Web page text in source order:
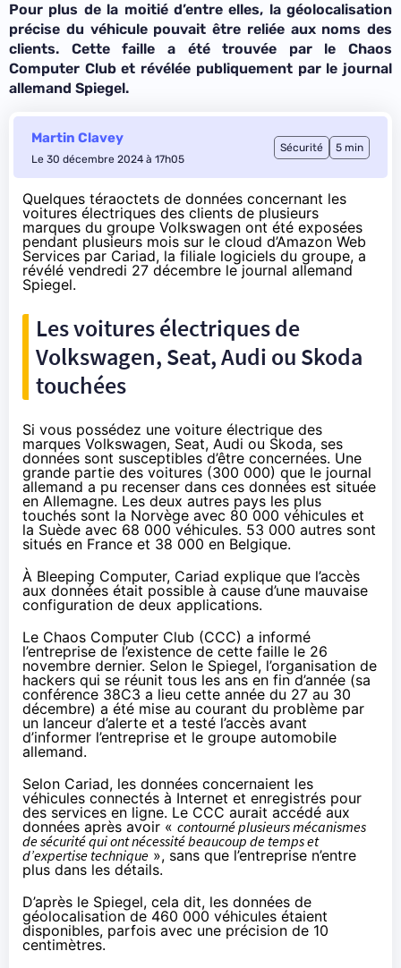
Pour plus de la moitié d’entre elles, la géolocalisation
précise du véhicule pouvait être reliée aux noms des
clients. Cette faille a été trouvée par le Chaos
Computer Club et révélée publiquement par le journal
allemand Spiegel.
Martin Clavey
Le 30 décembre 2024 à 17h05
Sécurité 5 min
Quelques téraoctets de données concernant les
voitures électriques des clients de plusieurs
marques du groupe Volkswagen ont été exposées
pendant plusieurs mois sur le cloud d’Amazon Web
Services par Cariad, la filiale logiciels du groupe, a
révélé vendredi 27 décembre le journal allemand
Spiegel.
Les voitures électriques de
Volkswagen, Seat, Audi ou Skoda
touchées
Si vous possédez une voiture électrique des
marques Volkswagen, Seat, Audi ou Skoda, ses
données sont susceptibles d’être concernées. Une
grande partie des voitures (300 000) que le journal
allemand a pu recenser dans ces données est située
en Allemagne. Les deux autres pays les plus
touchés sont la Norvège avec 80 000 véhicules et
la Suède avec 68 000 véhicules. 53 000 autres sont
situés en France et 38 000 en Belgique.
À Bleeping Computer, Cariad explique que l’accès
aux données était possible à cause d’une mauvaise
configuration de deux applications.
Le Chaos Computer Club (CCC) a informé
l’entreprise de l’existence de cette faille le 26
novembre dernier. Selon le Spiegel, l’organisation de
hackers qui se réunit tous les ans en fin d’année (sa
conférence 38C3 a lieu cette année du 27 au 30
décembre) a été mise au courant du problème par
un lanceur d’alerte et a testé l’accès avant
d’informer l’entreprise et le groupe automobile
allemand.
Selon Cariad, les données concernaient les
véhicules connectés à Internet et enregistrés pour
des services en ligne. Le CCC aurait accédé aux
données après avoir « contourné plusieurs mécanismes
de sécurité qui ont nécessité beaucoup de temps et
d’expertise technique », sans que l’entreprise n’entre
plus dans les détails.
D’après le Spiegel, cela dit, les données de
géolocalisation de 460 000 véhicules étaient
disponibles, parfois avec une précision de 10
centimètres.